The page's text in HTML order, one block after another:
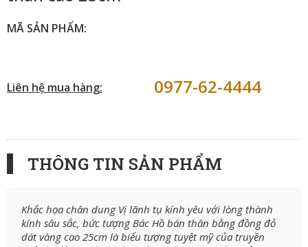
MÃ SẢN PHẨM:
Liên hệ mua hàng: 0977-62-4444
THÔNG TIN SẢN PHẨM
Khắc họa chân dung Vị lãnh tụ kính yêu với lòng thành
kính sâu sắc, bức tượng Bác Hồ bán thân bằng đồng đỏ
dát vàng cao 25cm là biểu tượng tuyệt mỹ của truyền